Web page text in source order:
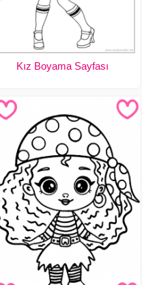
Kız Boyama Sayfası